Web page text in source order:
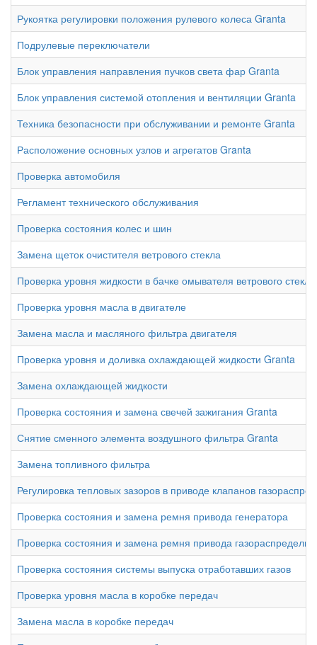
Рукоятка регулировки положения рулевого колеса Granta
Подрулевые переключатели
Блок управления направления пучков света фар Granta
Блок управления системой отопления и вентиляции Granta
Техника безопасности при обслуживании и ремонте Granta
Расположение основных узлов и агрегатов Granta
Проверка автомобиля
Регламент технического обслуживания
Проверка состояния колес и шин
Замена щеток очистителя ветрового стекла
Проверка уровня жидкости в бачке омывателя ветрового стекла
Проверка уровня масла в двигателе
Замена масла и масляного фильтра двигателя
Проверка уровня и доливка охлаждающей жидкости Granta
Замена охлаждающей жидкости
Проверка состояния и замена свечей зажигания Granta
Снятие сменного элемента воздушного фильтра Granta
Замена топливного фильтра
Регулировка тепловых зазоров в приводе клапанов
Проверка состояния и замена ремня привода генератора
Проверка состояния и замена ремня привода
Проверка состояния системы выпуска отработавших газов
Проверка уровня масла в коробке передач
Замена масла в коробке передач